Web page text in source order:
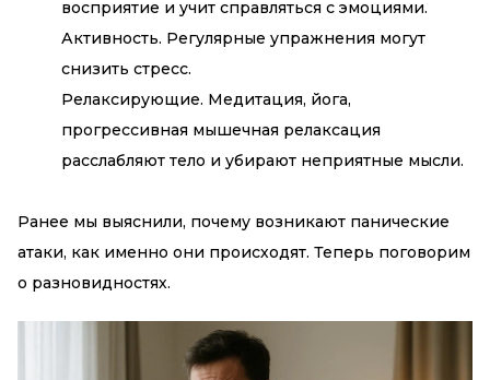
восприятие и учит справляться с эмоциями.
Активность. Регулярные упражнения могут
снизить стресс.
Релаксирующие. Медитация, йога,
прогрессивная мышечная релаксация
расслабляют тело и убирают неприятные мысли.
Ранее мы выяснили, почему возникают панические
атаки, как именно они происходят. Теперь поговорим
о разновидностях.